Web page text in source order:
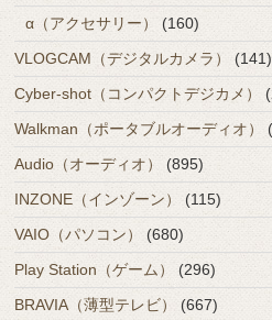
α（アクセサリー）
(160)
VLOGCAM（デジタルカメラ）
(141)
Cyber-shot（コンパクトデジカメ）
Walkman（ポータブルオーディオ）
Audio（オーディオ）
(895)
INZONE（インゾーン）
(115)
VAIO（パソコン）
(680)
Play Station（ゲーム）
(296)
BRAVIA（薄型テレビ）
(667)